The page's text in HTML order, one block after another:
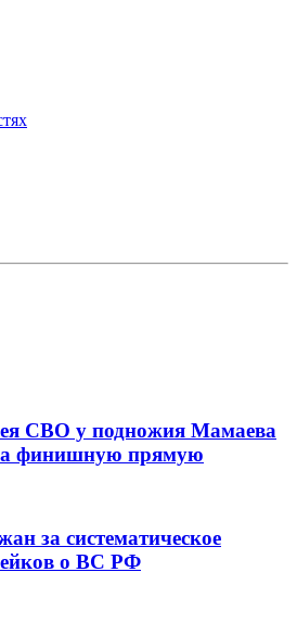
СВО у подножия Мамаева
финишную прямую
за систематическое
о ВС РФ